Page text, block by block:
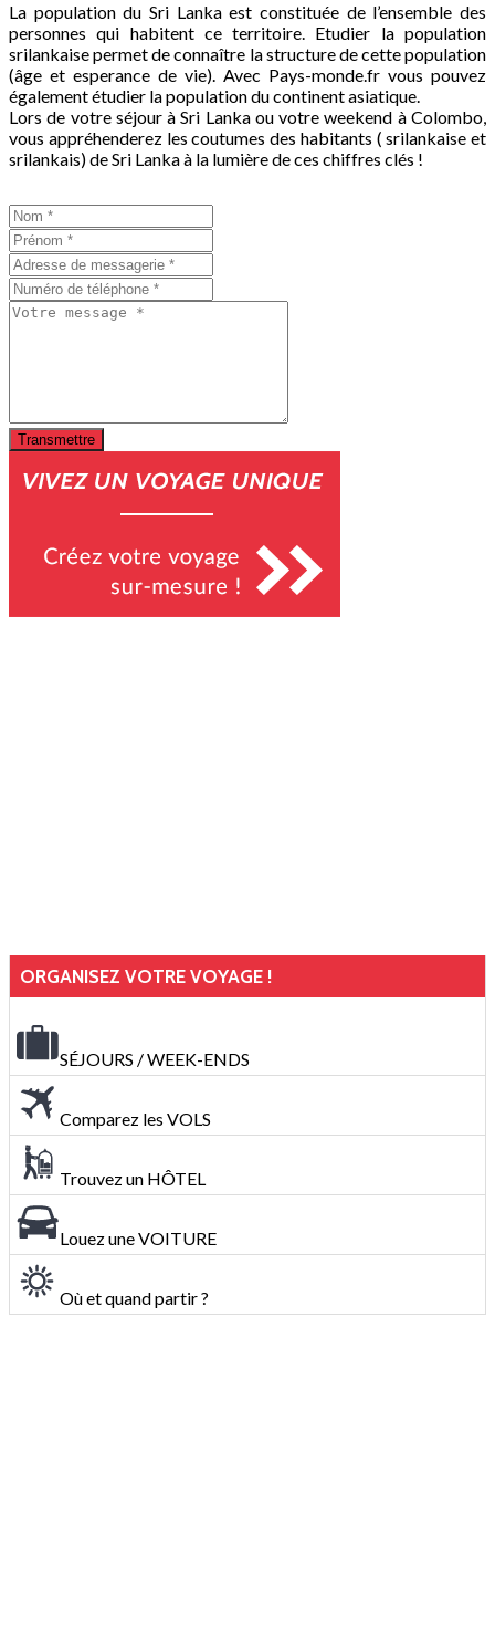
La population du Sri Lanka est constituée de l’ensemble des
personnes qui habitent ce territoire. Etudier la population
srilankaise permet de connaître la structure de cette population
(âge et esperance de vie). Avec Pays-monde.fr vous pouvez
également étudier la population du continent asiatique.
Lors de votre séjour à Sri Lanka ou votre weekend à Colombo,
vous appréhenderez les coutumes des habitants ( srilankaise et
srilankais) de Sri Lanka à la lumière de ces chiffres clés !
ORGANISEZ VOTRE VOYAGE !
SÉJOURS / WEEK-ENDS
Comparez les VOLS
Trouvez un HÔTEL
Louez une VOITURE
Où et quand partir ?